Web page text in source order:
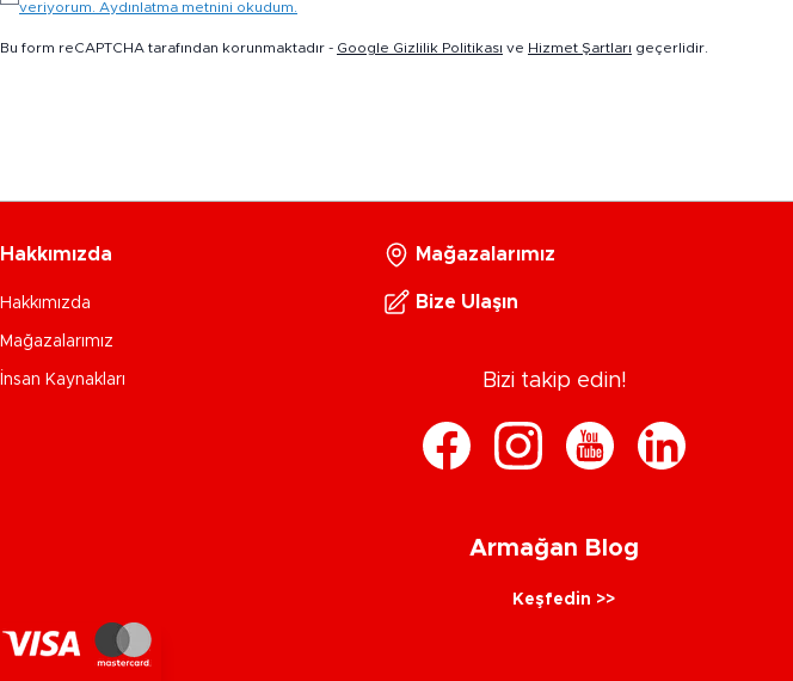
veriyorum. Aydınlatma metnini okudum.
Bu form reCAPTCHA tarafından korunmaktadır - Google Gizlilik Politikası ve Hizmet Şartları geçerlidir.
Hakkımızda
Hakkımızda
Mağazalarımız
İnsan Kaynakları
Mağazalarımız
Bize Ulaşın
Bizi takip edin!
Armağan Blog
Keşfedin >>